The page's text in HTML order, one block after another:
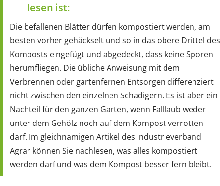
lesen ist:
Die befallenen Blätter dürfen kompostiert werden, am
besten vorher gehäckselt und so in das obere Drittel des
Komposts eingefügt und abgedeckt, dass keine Sporen
herumfliegen. Die übliche Anweisung mit dem
Verbrennen oder gartenfernen Entsorgen differenziert
nicht zwischen den einzelnen Schädigern. Es ist aber ein
Nachteil für den ganzen Garten, wenn Falllaub weder
unter dem Gehölz noch auf dem Kompost verrotten
darf. Im gleichnamigen Artikel des Industrieverband
Agrar können Sie nachlesen, was alles kompostiert
werden darf und was dem Kompost besser fern bleibt.